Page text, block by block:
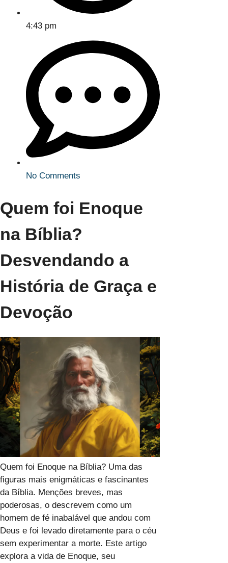
4:43 pm
No Comments
Quem foi Enoque
na Bíblia?
Desvendando a
História de Graça e
Devoção
Quem foi Enoque na Bíblia? Uma das
figuras mais enigmáticas e fascinantes
da Bíblia. Menções breves, mas
poderosas, o descrevem como um
homem de fé inabalável que andou com
Deus e foi levado diretamente para o céu
sem experimentar a morte. Este artigo
explora a vida de Enoque, seu